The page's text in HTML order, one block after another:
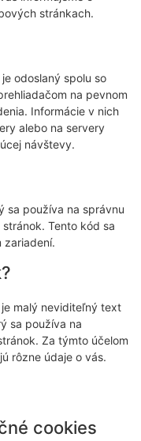
stránkach.
odoslaný spolu so
na pevnom
Informácie v nich
alebo na servery
návštevy.
sa používa na správnu
Tento kód sa
zariadení.
malý neviditeľný text
sa používa na
Za týmto účelom
rôzne údaje o vás.
cookies